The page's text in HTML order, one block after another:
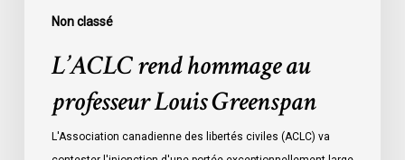
Non classé
L’ACLC rend hommage au
professeur Louis Greenspan
L'Association canadienne des libertés civiles (ACLC) va